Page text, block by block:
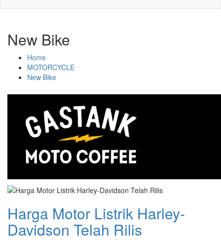
New Bike
Home
MOTORCYCLE
New Bike
Harga Motor Listrik Harley-
Davidson Telah Rilis